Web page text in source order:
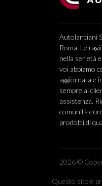
Autolanciani
Roma. Le
nella serietà
voi abbiamo
aggiornata e
sempre al
assistenza.
comunità
prodotti di
2026 ©
Questo sito è